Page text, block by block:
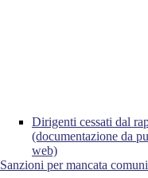
Dirigenti cessati dal
(documentazione da
web)
Sanzioni per mancata